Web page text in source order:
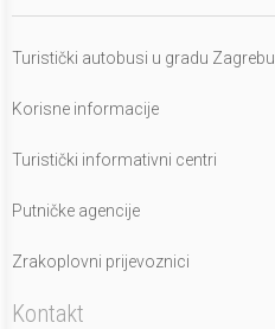
Turistički autobusi u gradu Zagrebu
Korisne informacije
Turistički informativni centri
Putničke agencije
Zrakoplovni prijevoznici
Kontakt